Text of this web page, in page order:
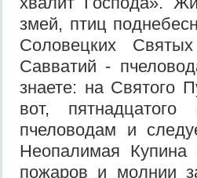
змей, птиц
Соловецких
Савватий -
знаете: на Святого
вот,
пчеловодам и
Неопалимая
пожаров и молнии